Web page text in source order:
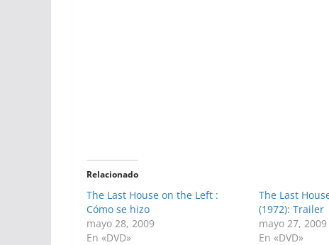
Relacionado
The Last House on the Left :
Cómo se hizo
mayo 28, 2009
En «DVD»
The Last
(1972): Trailer
mayo 27, 2009
En «DVD»